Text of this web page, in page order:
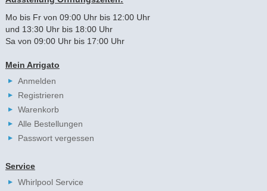
Mo bis Fr von 09:00 Uhr bis 12:00 Uhr
und 13:30 Uhr bis 18:00 Uhr
Sa von 09:00 Uhr bis 17:00 Uhr
Mein Arrigato
Anmelden
Registrieren
Warenkorb
Alle Bestellungen
Passwort vergessen
Service
Whirlpool Service